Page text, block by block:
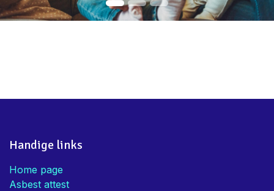
Handige links
Home page
Asbest attest